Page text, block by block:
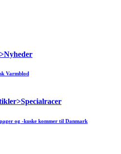
Varmblod
og -kuske kommer til Danmark